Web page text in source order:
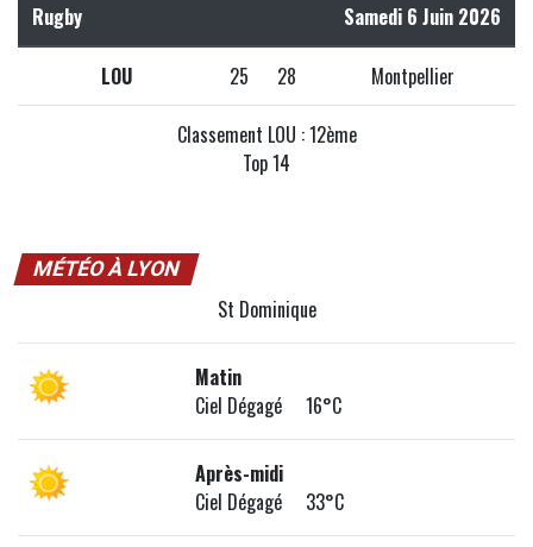
Rugby Samedi 6 Juin 2026
LOU 25 28 Montpellier
Classement LOU : 12ème
Top 14
MÉTÉO À LYON
St Dominique
Matin
Ciel Dégagé 16°C
Après-midi
Ciel Dégagé 33°C